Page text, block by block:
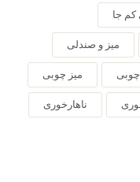
کم جا
میز و صندلی
میز چوبی
ناهارخوری